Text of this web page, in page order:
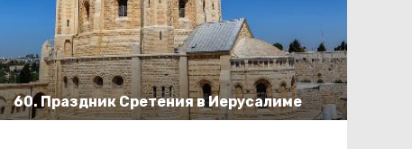
60. Праздник Сретения в Иерусалиме